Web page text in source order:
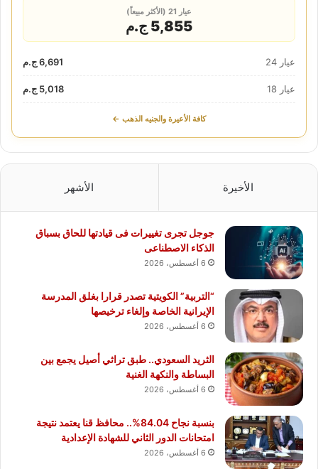
عيار 21 (الأكثر مبيعاً)
5,855 ج.م
عيار 24 6,691 ج.م
عيار 18 5,018 ج.م
كافة الأعيرة والجنيه الذهب ←
الأخيرة الأشهر
جوجل تجرى تغييرات فى قيادتها للحاق بسباق
الذكاء الاصطناعى
6 أغسطس، 2026
“التربية” الكويتية تصدر قرارا بغلق المدرسة
الإيرانية الخاصة وإلغاء ترخيصها
6 أغسطس، 2026
الثريد السعودي.. طبق تراثي أصيل يجمع بين
البساطة والنكهة الغنية
6 أغسطس، 2026
بنسبة نجاح 84.04%.. محافظ قنا يعتمد نتيجة
امتحانات الدور الثاني للشهادة الإعدادية
6 أغسطس، 2026